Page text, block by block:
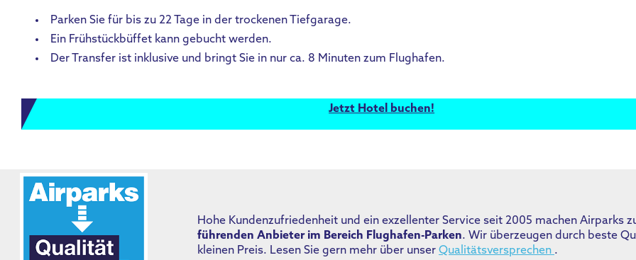
Parken Sie für bis zu 22 Tage in der trockenen Tiefgarage.
Ein Frühstückbüffet kann gebucht werden.
Der Transfer ist inklusive und bringt Sie in nur ca. 8 Minuten zum Flughafen.
Jetzt Hotel buchen!
Hohe Kundenzufriedenheit und ein exzellenter Service seit 2005 machen Airparks
führenden Anbieter im Bereich Flughafen-Parken. Wir überzeugen durch beste
kleinen Preis. Lesen Sie gern mehr über unser Qualitätsversprechen .